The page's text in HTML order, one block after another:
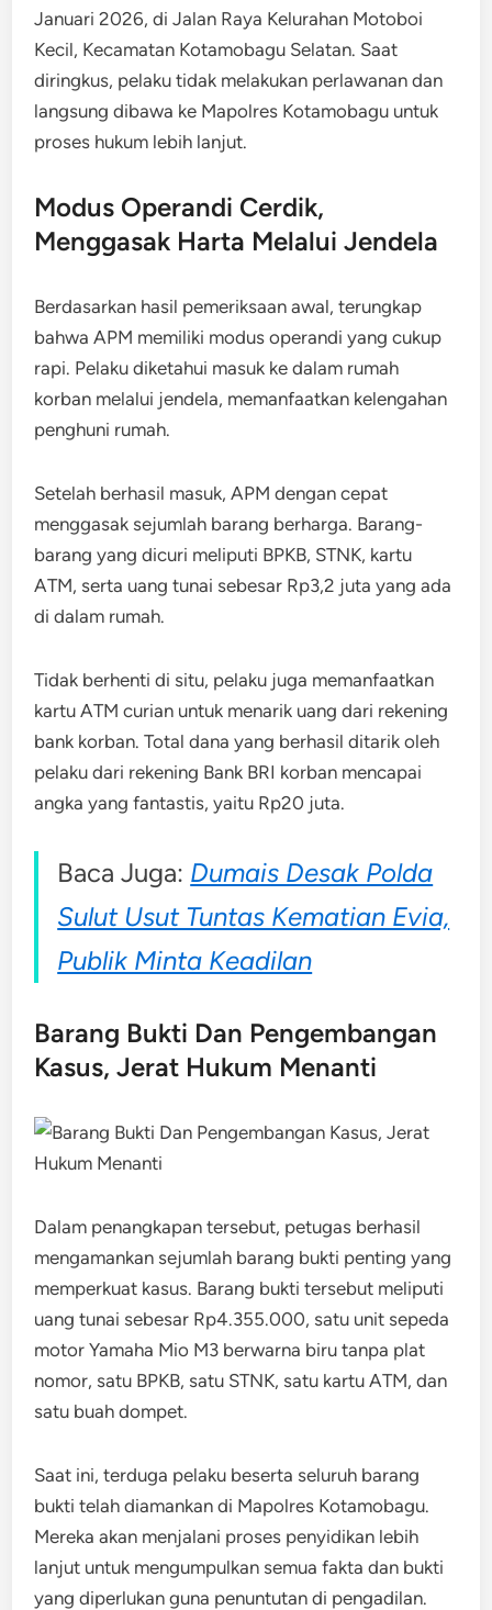
Januari 2026, di Jalan Raya Kelurahan Motoboi
Kecil, Kecamatan Kotamobagu Selatan. Saat
diringkus, pelaku tidak melakukan perlawanan dan
langsung dibawa ke Mapolres Kotamobagu untuk
proses hukum lebih lanjut.
Modus Operandi Cerdik,
Menggasak Harta Melalui Jendela
Berdasarkan hasil pemeriksaan awal, terungkap
bahwa APM memiliki modus operandi yang cukup
rapi. Pelaku diketahui masuk ke dalam rumah
korban melalui jendela, memanfaatkan kelengahan
penghuni rumah.
Setelah berhasil masuk, APM dengan cepat
menggasak sejumlah barang berharga. Barang-
barang yang dicuri meliputi BPKB, STNK, kartu
ATM, serta uang tunai sebesar Rp3,2 juta yang ada
di dalam rumah.
Tidak berhenti di situ, pelaku juga memanfaatkan
kartu ATM curian untuk menarik uang dari rekening
bank korban. Total dana yang berhasil ditarik oleh
pelaku dari rekening Bank BRI korban mencapai
angka yang fantastis, yaitu Rp20 juta.
Baca Juga: Dumais Desak Polda
Sulut Usut Tuntas Kematian Evia,
Publik Minta Keadilan
Barang Bukti Dan Pengembangan
Kasus, Jerat Hukum Menanti
Dalam penangkapan tersebut, petugas berhasil
mengamankan sejumlah barang bukti penting yang
memperkuat kasus. Barang bukti tersebut meliputi
uang tunai sebesar Rp4.355.000, satu unit sepeda
motor Yamaha Mio M3 berwarna biru tanpa plat
nomor, satu BPKB, satu STNK, satu kartu ATM, dan
satu buah dompet.
Saat ini, terduga pelaku beserta seluruh barang
bukti telah diamankan di Mapolres Kotamobagu.
Mereka akan menjalani proses penyidikan lebih
lanjut untuk mengumpulkan semua fakta dan bukti
yang diperlukan guna penuntutan di pengadilan.